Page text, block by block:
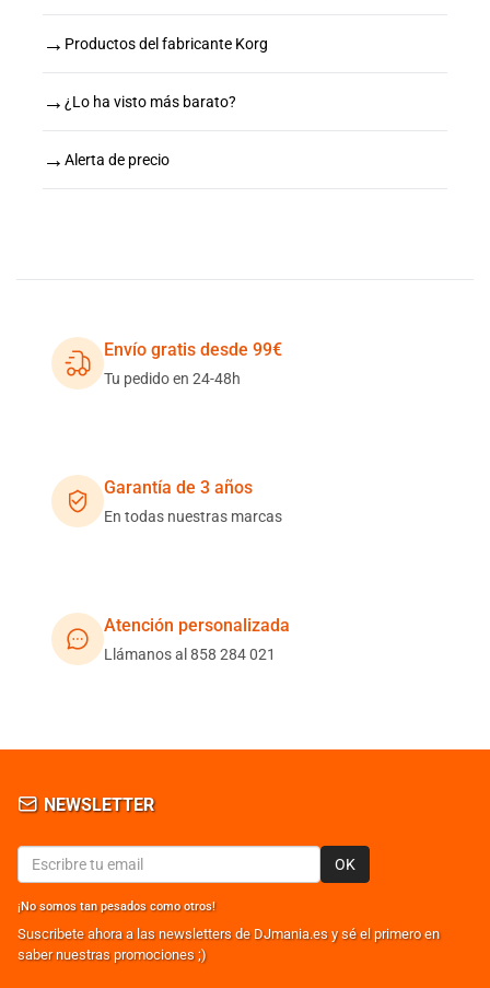
→ Productos del fabricante Korg
→ ¿Lo ha visto más barato?
→ Alerta de precio
Envío gratis desde 99€
Tu pedido en 24-48h
Garantía de 3 años
En todas nuestras marcas
Atención personalizada
Llámanos al 858 284 021
NEWSLETTER
OK
¡No somos tan pesados como otros!
Suscribete ahora a las newsletters de DJmania.es y sé el primero en
saber nuestras promociones ;)